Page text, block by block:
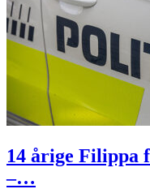
14 årige Filippa
–…